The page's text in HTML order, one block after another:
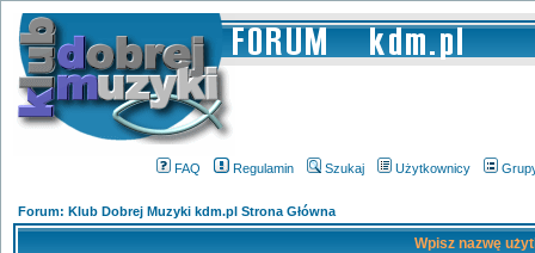
FAQ Regulamin Szukaj Użytkownicy
Forum: Klub Dobrej Muzyki kdm.pl Strona Główna
Wpisz nazwę